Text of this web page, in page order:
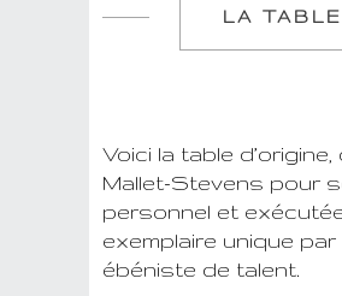
LA TABLE
Voici la table
Mallet-Stevens pour
personnel et
exemplaire unique par
ébéniste de talent.